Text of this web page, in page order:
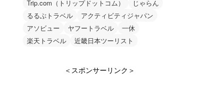
Trip.com（トリップドットコム）
じゃらん
るるぶトラベル
アクティビティジャパン
アソビュー
ヤフートラベル
一休
楽天トラベル
近畿日本ツーリスト
＜スポンサーリンク＞